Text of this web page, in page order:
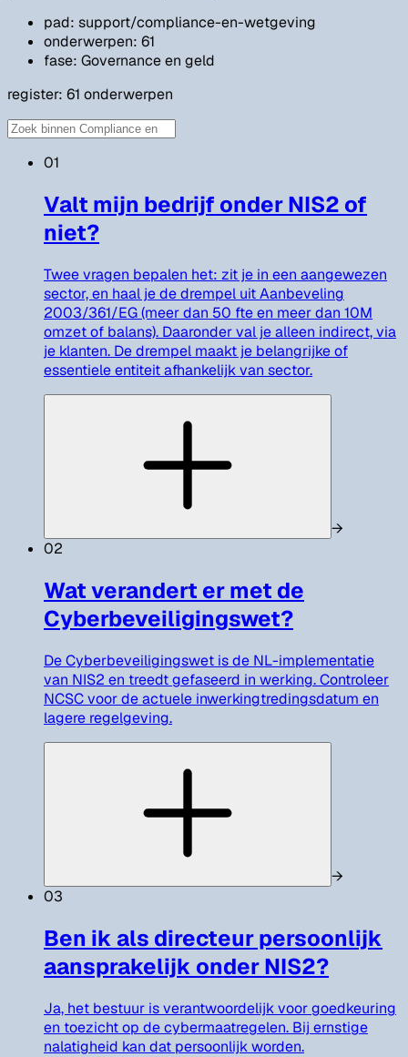
pad: support/compliance-en-wetgeving
onderwerpen: 61
fase: Governance en geld
register: 61 onderwerpen
01
Valt mijn bedrijf onder NIS2 of
niet?
Twee vragen bepalen het: zit je in een aangewezen
sector, en haal je de drempel uit Aanbeveling
2003/361/EG (meer dan 50 fte en meer dan 10M
omzet of balans). Daaronder val je alleen indirect, via
je klanten. De drempel maakt je belangrijke of
essentiele entiteit afhankelijk van sector.
→
02
Wat verandert er met de
Cyberbeveiligingswet?
De Cyberbeveiligingswet is de NL-implementatie
van NIS2 en treedt gefaseerd in werking. Controleer
NCSC voor de actuele inwerkingtredingsdatum en
lagere regelgeving.
→
03
Ben ik als directeur persoonlijk
aansprakelijk onder NIS2?
Ja, het bestuur is verantwoordelijk voor goedkeuring
en toezicht op de cybermaatregelen. Bij ernstige
nalatigheid kan dat persoonlijk worden.